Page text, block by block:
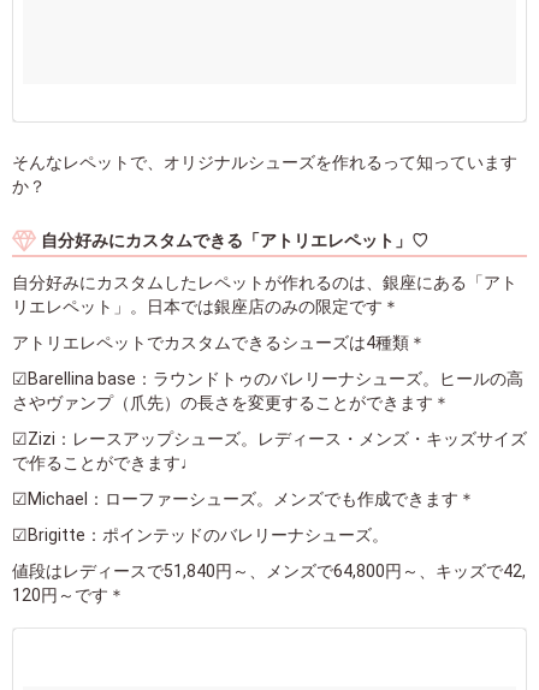
そんなレペットで、オリジナルシューズを作れるって知っています
か？
自分好みにカスタムできる「アトリエレペット」♡
自分好みにカスタムしたレペットが作れるのは、銀座にある「アト
リエレペット」。日本では銀座店のみの限定です＊
アトリエレペットでカスタムできるシューズは4種類＊
☑Barellina base：ラウンドトゥのバレリーナシューズ。ヒールの高
さやヴァンプ（爪先）の長さを変更することができます＊
☑Zizi：レースアップシューズ。レディース・メンズ・キッズサイズ
で作ることができます♩
☑Michael：ローファーシューズ。メンズでも作成できます＊
☑Brigitte：ポインテッドのバレリーナシューズ。
値段はレディースで51,840円～、メンズで64,800円～、キッズで42,
120円～です＊